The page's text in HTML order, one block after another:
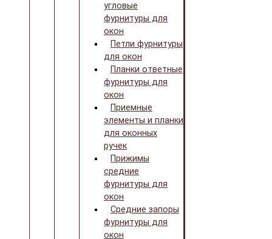
угловые
фурнитуры для
окон
Петли фурнитуры
для окон
Планки ответные
фурнитуры для
окон
Приемные
элементы и планки
для оконных
ручек
Прижимы
средние
фурнитуры для
окон
Средние запоры
фурнитуры для
окон